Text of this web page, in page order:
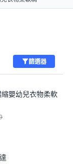
篩選器
縮嬰幼兒衣物柔軟